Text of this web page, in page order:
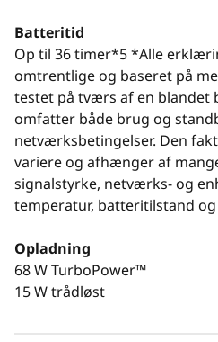
Batteritid
Op til 36 timer*5 *Alle
omtrentlige og baseret på
testet på tværs af en blandet
omfatter både brug og
netværksbetingelser. Den
variere og afhænger af
signalstyrke, netværks- og
temperatur, batteritilstand
Opladning
68 W TurboPower™
15 W trådløst